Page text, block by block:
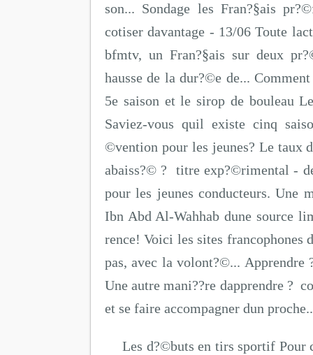
son... Sondage les Fran?§ais
cotiser davantage - 13/06 Toute
bfmtv, un Fran?§ais sur deux
hausse de la dur?©e de...
5e saison et le sirop de bouleau
Saviez-vous quil existe cinq
©vention pour les jeunes? Le taux
abaiss?© ? titre exp?©rimental -
pour les jeunes conducteurs. Une
Ibn Abd Al-Wahhab dune source
rence! Voici les sites francophones
pas, avec la volont?©...
Une autre mani??re dapprendre ?
et se faire accompagner dun
Les d?©buts en tirs sportif